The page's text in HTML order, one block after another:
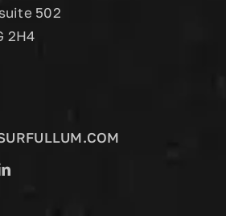
502
2H4